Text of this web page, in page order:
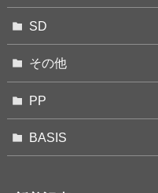
SD
その他
PP
BASIS